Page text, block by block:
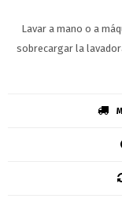
Lavar a mano o a
sobrecargar la